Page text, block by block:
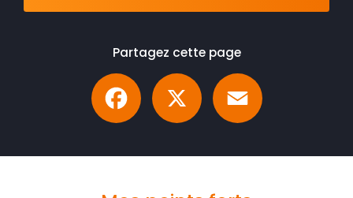
Partagez cette page
Facebook